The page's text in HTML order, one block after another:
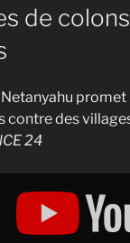
de
promet
contre des
24